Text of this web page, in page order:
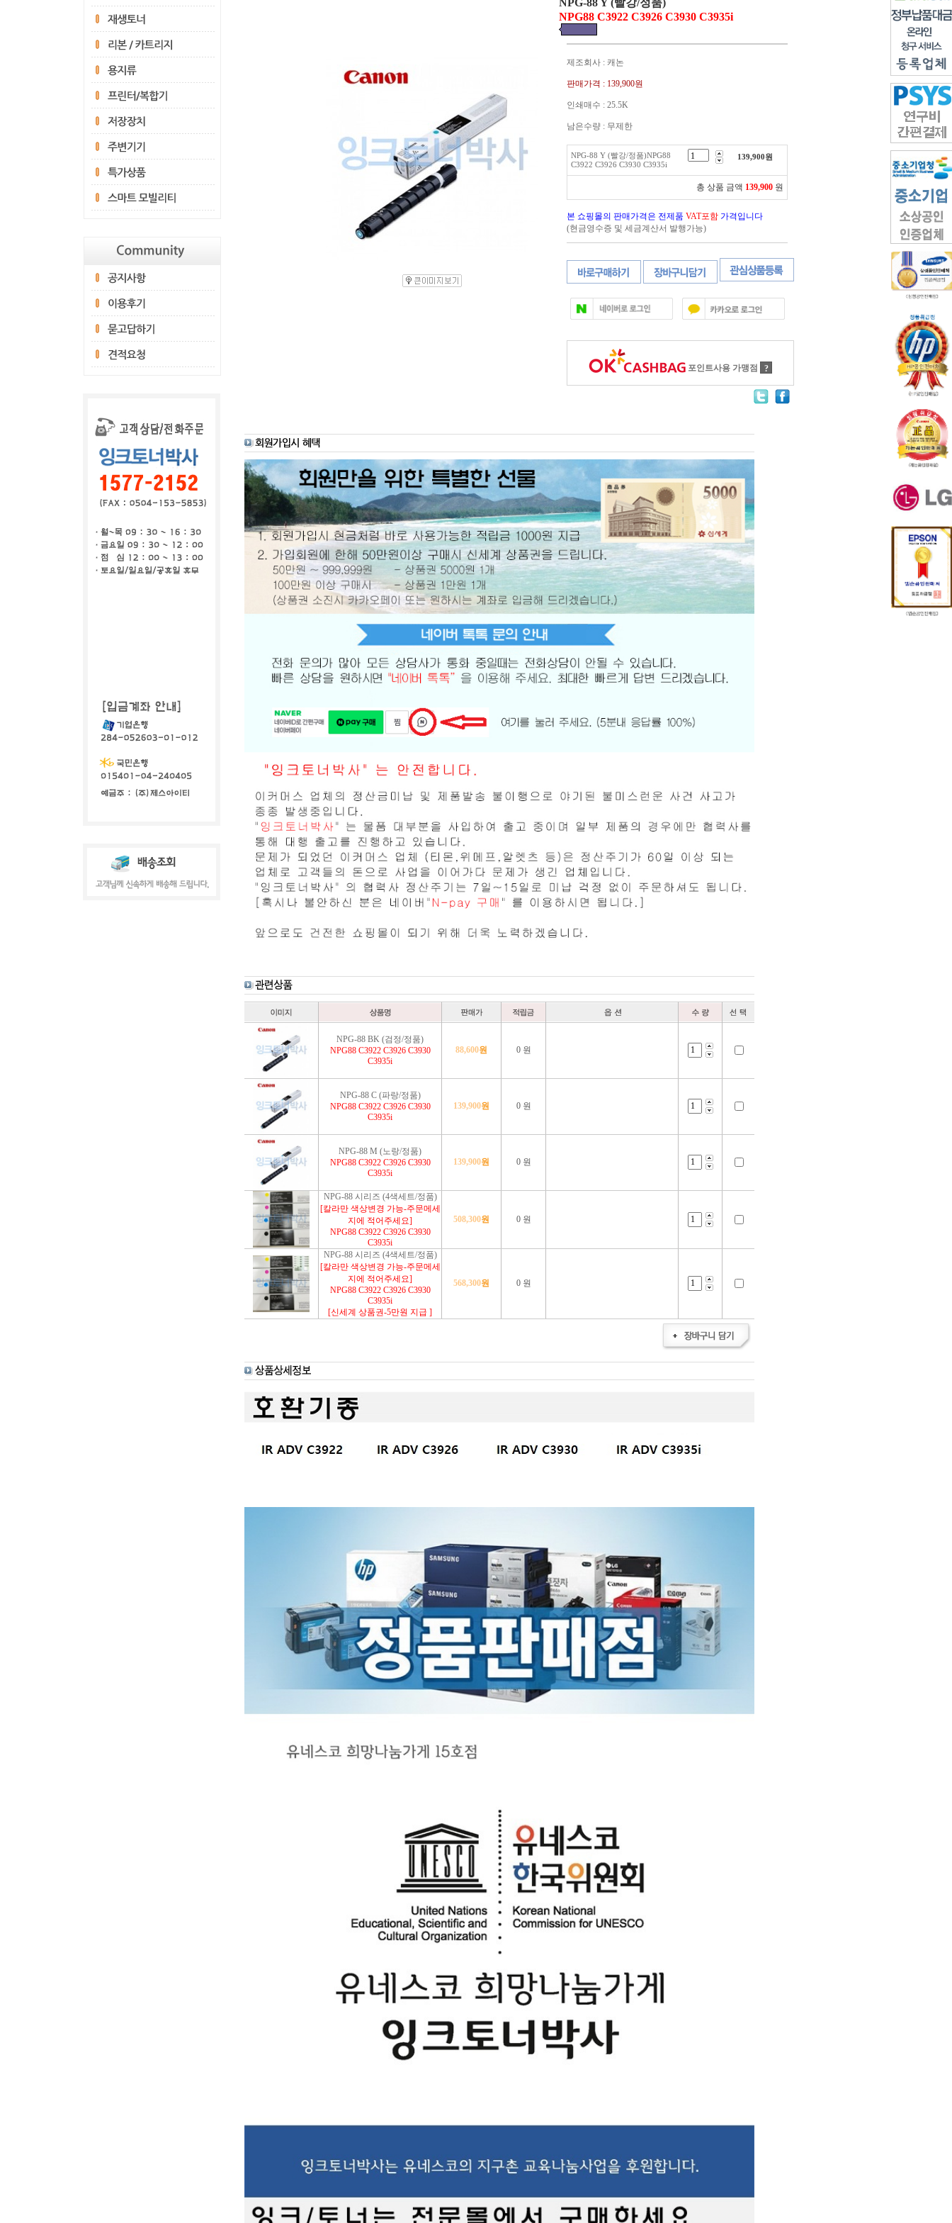
NPG-88 Y (빨강/정품)
NPG88 C3922 C3926 C3930 C3935i
제조회사 : 캐논
판매가격 : 139,900원
인쇄매수 : 25.5K
남은수량 : 무제한
NPG-88 Y (빨강/정품)NPG88
C3922 C3926 C3930 C3935i
139,900원
총 상품 금액 139,900 원
본 쇼핑몰의 판매가격은 전제품 VAT포함 가격입니다
(현금영수증 및 세금계산서 발행가능)
포인트사용 가맹점 ?
NPG-88 BK (검정/정품)
NPG88 C3922 C3926 C3930
C3935i
88,600원 0 원
NPG-88 C (파랑/정품)
NPG88 C3922 C3926 C3930
C3935i
139,900원 0 원
NPG-88 M (노랑/정품)
NPG88 C3922 C3926 C3930
C3935i
139,900원 0 원
NPG-88 시리즈 (4색세트/정품)
[칼라만 색상변경 가능-주문메세
지에 적어주세요]
NPG88 C3922 C3926 C3930
C3935i
508,300원 0 원
NPG-88 시리즈 (4색세트/정품)
[칼라만 색상변경 가능-주문메세
지에 적어주세요]
NPG88 C3922 C3926 C3930
C3935i
[신세계 상품권-5만원 지급 ]
568,300원 0 원